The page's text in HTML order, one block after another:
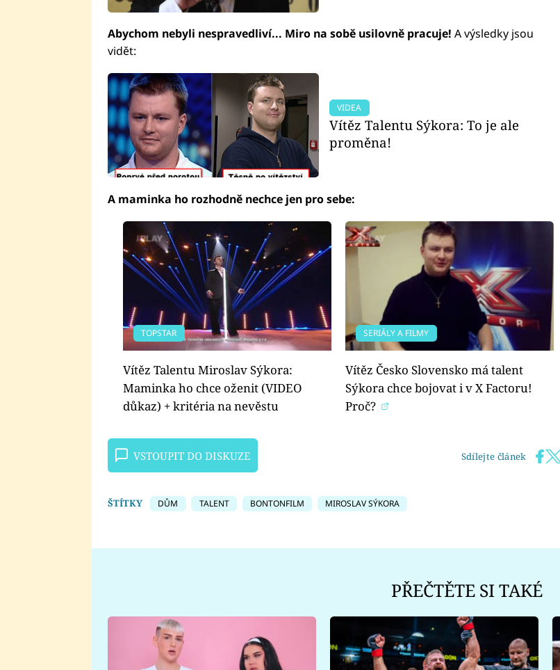
Abychom nebyli nespravedliví... Miro na sobě usilovně pracuje! A výsledky jsou
vidět:
VIDEA
Vítěz Talentu Sýkora: To je ale
proměna!
A maminka ho rozhodně nechce jen pro sebe:
TOPSTAR
Vítěz Talentu Miroslav Sýkora:
Maminka ho chce oženit (VIDEO
důkaz) + kritéria na nevěstu
SERIÁLY A FILMY
Vítěz Česko Slovensko má talent
Sýkora chce bojovat i v X Factoru!
Proč?
VSTOUPIT DO DISKUZE Sdílejte článek
ŠTÍTKY DŮM TALENT BONTONFILM MIROSLAV SÝKORA
PŘEČTĚTE SI TAKÉ